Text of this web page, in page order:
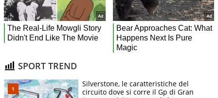
SPORT TREND
Silverstone, le caratteristiche del
circuito dove si corre il Gp di Gran